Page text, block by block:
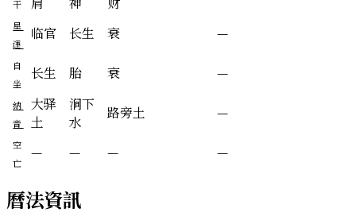
干
星
運
临官 长生 衰 —
自
坐
长生 胎 衰 —
納
音
大驿
土
涧下
水
路旁土 —
空
亡
— — — —
曆法資訊